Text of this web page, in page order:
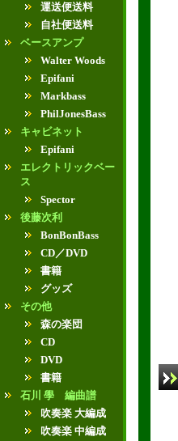
運送便送料
自社便送料
ベースアンプ
Walter Woods
Epifani
Markbass
PhilJonesBass
キャビネット
Epifani
エレクトリックベー
ス
Spector
後藤次利
BonBonBass
CD／DVD
書籍
グッズ
その他
森の楽団
CD
DVD
書籍
石川 學 編曲譜
吹奏楽 大編成
吹奏楽 中編成